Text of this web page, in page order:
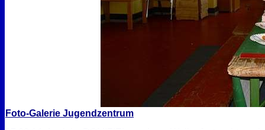
Foto-Galerie Jugendzentrum